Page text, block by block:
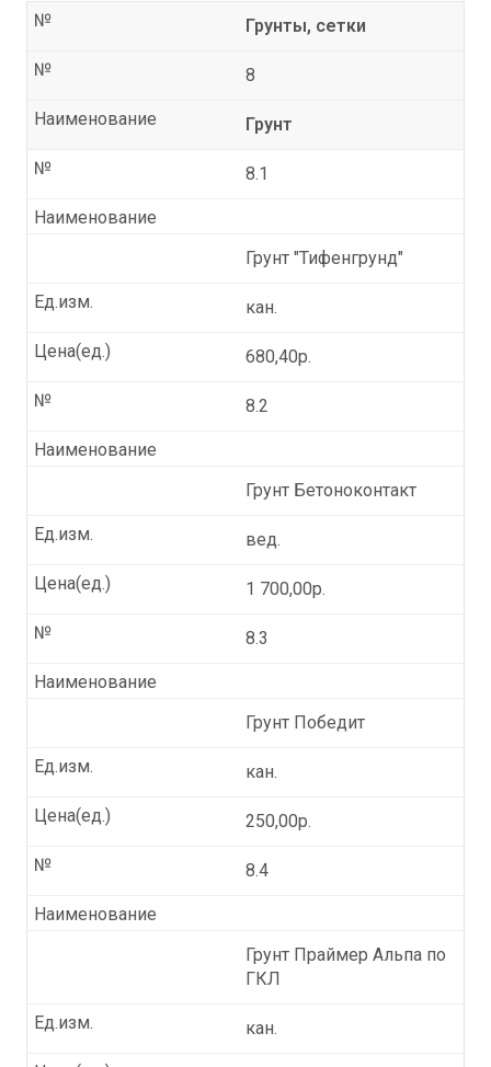
Грунты, сетки
№
8
№
Грунт
Наименование
8.1
№
Наименование
Грунт "Тифенгрунд"
кан.
Ед.изм.
680,40р.
Цена(ед.)
8.2
№
Наименование
Грунт Бетоноконтакт
вед.
Ед.изм.
1 700,00р.
Цена(ед.)
8.3
№
Наименование
Грунт Победит
кан.
Ед.изм.
250,00р.
Цена(ед.)
8.4
№
Наименование
Грунт Праймер Альпа по
ГКЛ
кан.
Ед.изм.